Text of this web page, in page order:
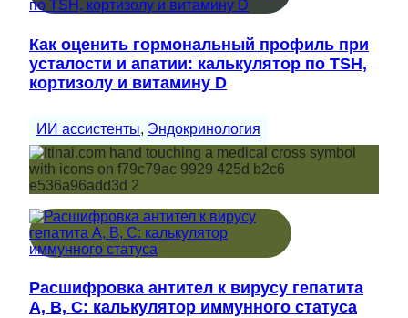
Как оценить гормональный профиль при
усталости и апатии: калькулятор по TSH,
кортизолу и витамину D
ИИ ассистенты, Эндокринология
Расшифровка антител к вирусу гепатита
A, B, C: калькулятор иммунного статуса